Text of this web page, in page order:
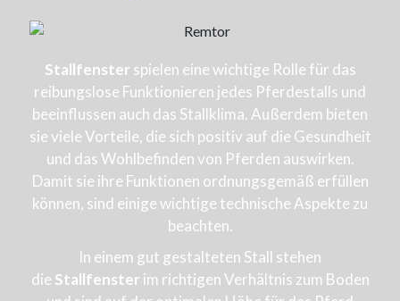
Stallfenster spielen eine wichtige Rolle für das
reibungslose Funktionieren jedes Pferdestalls und
beeinflussen auch das Stallklima. Außerdem bieten
sie viele Vorteile, die sich positiv auf die Gesundheit
und das Wohlbefinden von Pferden auswirken.
Damit sie ihre Funktionen ordnungsgemäß erfüllen
können, sind einige wichtige technische Aspekte zu
beachten.
In einem gut gestalteten Stall stehen
die Stallfenster im richtigen Verhältnis zum Boden